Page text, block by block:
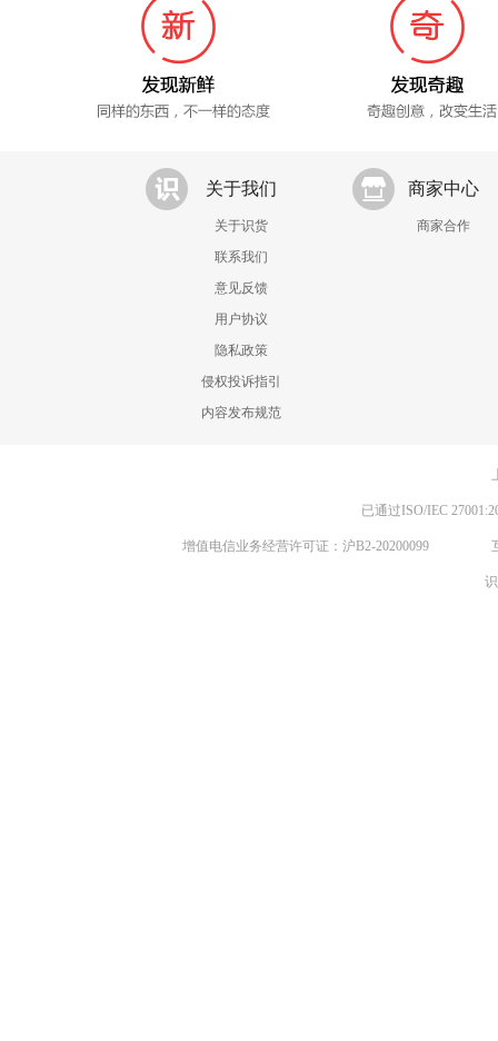
关于我们
关于识货
联系我们
意见反馈
用户协议
隐私政策
侵权投诉指引
内容发布规范
商家中心
商家合作
已通过ISO/IEC
增值电信业务经营许可证：沪B2-20200099